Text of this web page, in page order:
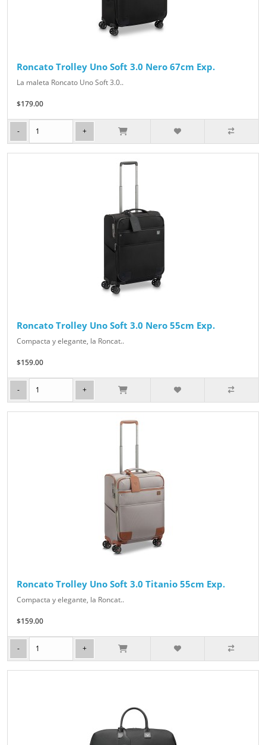
Roncato Trolley Uno Soft 3.0 Nero 67cm Exp.
La maleta Roncato Uno Soft 3.0..
$179.00
Roncato Trolley Uno Soft 3.0 Nero 55cm Exp.
Compacta y elegante, la Roncat..
$159.00
Roncato Trolley Uno Soft 3.0 Titanio 55cm Exp.
Compacta y elegante, la Roncat..
$159.00